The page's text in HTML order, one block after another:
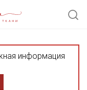
информация